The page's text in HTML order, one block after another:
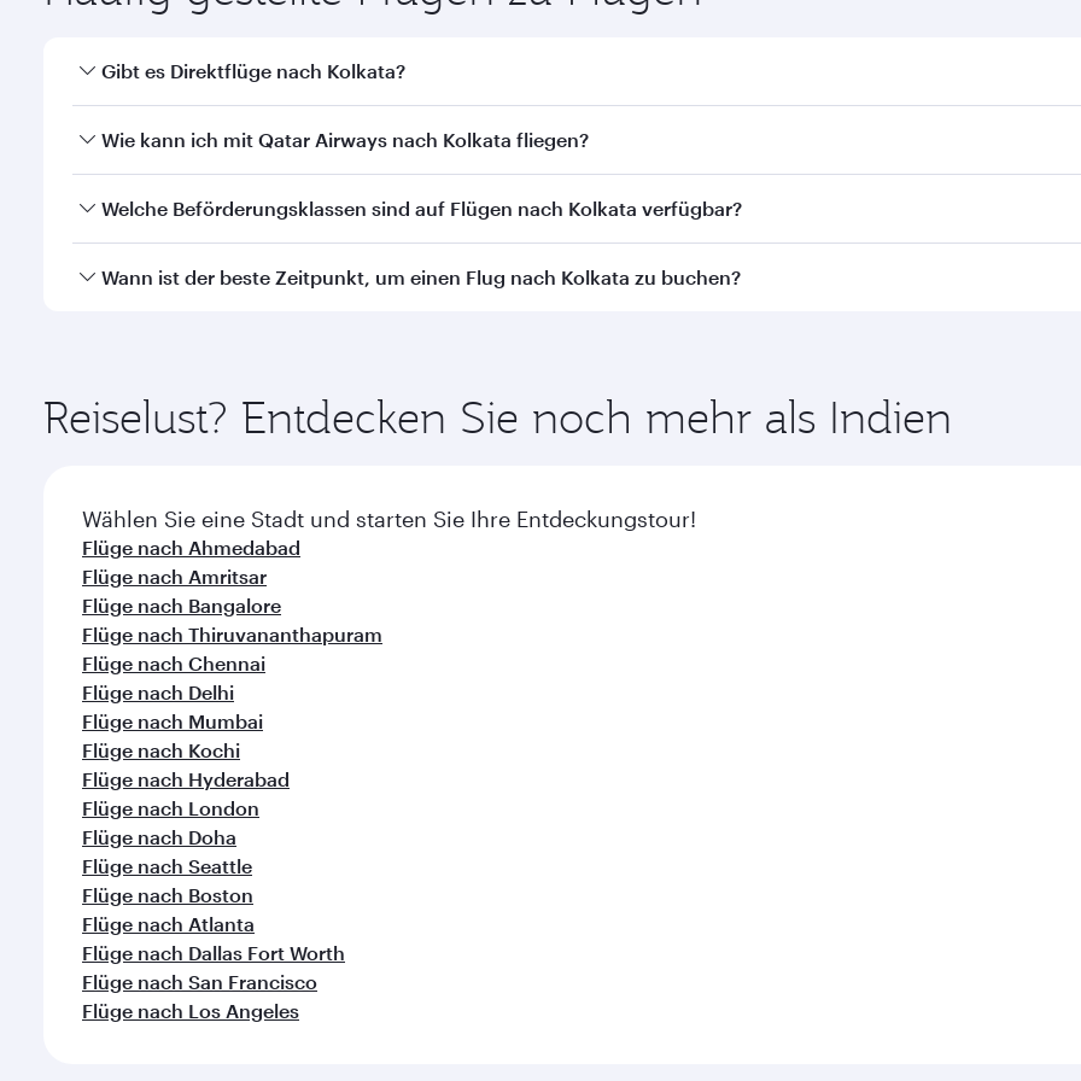
Gibt es Direktflüge nach Kolkata?
Ja, Qatar Airways betreibt Direktflüge nach Kolkata. Flugpläne und -frequenzen finden Sie auf unserer Website.
Wie kann ich mit Qatar Airways nach Kolkata fliegen?
Mit Qatar Airways können Sie direkt nach Kolkata fliegen. Wir bringen Sie via Doha zu über 150 Reisezielen
Welche Beförderungsklassen sind auf Flügen nach Kolkata verfügbar?
Die Verfügbarkeit einzelner Beförderungsklassen ist von der jeweiligen Flugstrecke und der durchführenden
Wann ist der beste Zeitpunkt, um einen Flug nach Kolkata zu buchen?
Reiselust? Entdecken Sie noch mehr als Indien
Wählen Sie eine Stadt und starten Sie Ihre Entdeckungstour!
Flüge nach Ahmedabad
Flüge nach Amritsar
Flüge nach Bangalore
Flüge nach Thiruvananthapuram
Flüge nach Chennai
Flüge nach Delhi
Flüge nach Mumbai
Flüge nach Kochi
Flüge nach Hyderabad
Flüge nach London
Flüge nach Doha
Flüge nach Seattle
Flüge nach Boston
Flüge nach Atlanta
Flüge nach Dallas Fort Worth
Flüge nach San Francisco
Flüge nach Los Angeles